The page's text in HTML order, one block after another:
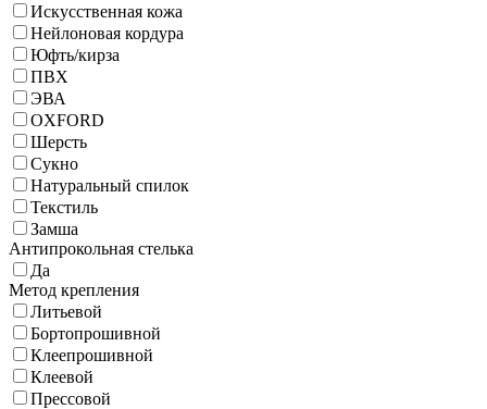
Искусственная кожа
Нейлоновая кордура
Юфть/кирза
ПВХ
ЭВА
OXFORD
Шерсть
Сукно
Натуральный спилок
Текстиль
Замша
Антипрокольная стелька
Да
Метод крепления
Литьевой
Бортопрошивной
Клеепрошивной
Клеевой
Прессовой